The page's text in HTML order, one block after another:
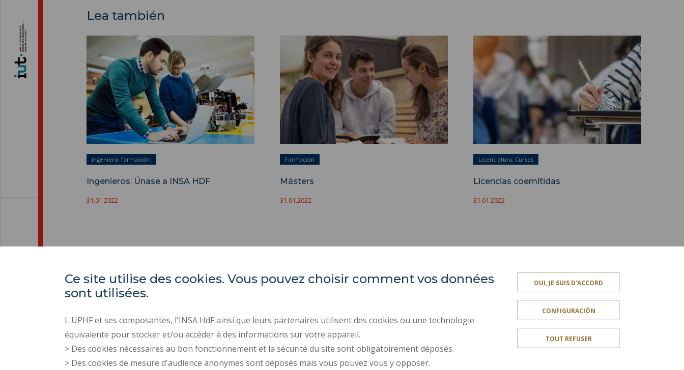
Lea también
Ingenieros: Únase a INSA HDF ">
ingeniero; formación:
Ingenieros: Únase a INSA HDF
31.01.2022
Másters ">
Formación
Másters
31.01.2022
Licencias coemitidas ">
Licenciatura; Cursos
Licencias coemitidas
31.01.2022
INSA Hauts-de-France
. 59313 Valenciennes cedex 9
Tel: 03 27 51 12 02
ORGANIGRAMAS ACCESIBILIDAD
DATOS PERSONALES
CONTRATACIÓN CRÉDITOS
SALA DE PRENSA
Ce site utilise des cookies. Vous pouvez choisir comment vos données
sont utilisées.
L'UPHF et ses composantes, l'INSA HdF ainsi que leurs partenaires utilisent des cookies ou une technologie
équivalente pour stocker et/ou accéder à des informations sur votre appareil.
> Des cookies nécessaires au bon fonctionnement et la sécurité du site sont obligatoirement déposés.
> Des cookies de mesure d'audience anonymes sont déposés mais vous pouvez vous y opposer.
OUI, JE SUIS D'ACCORD
CONFIGURACIÓN
TOUT REFUSER